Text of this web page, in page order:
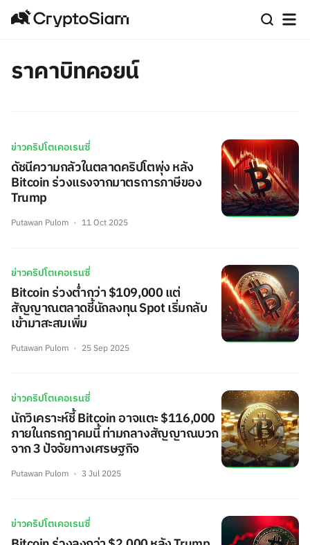
ราคาบิทคอยน์
ข่าวคริปโตเคอเรนซี่
ดัชนีความกลัวในตลาดคริปโตพุ่ง หลัง
Bitcoin ร่วงแรงจากมาตรการภาษีของ
Trump
Putawan Pulom 11 Oct 2025
ข่าวคริปโตเคอเรนซี่
Bitcoin ร่วงต่ำกว่า $109,000 แต่
สัญญาณตลาดชี้นักลงทุน Spot เริ่มกลับ
เข้ามาสะสมเพิ่ม
Putawan Pulom 25 Sep 2025
ข่าวคริปโตเคอเรนซี่
นักวิเคราะห์ชี้ Bitcoin อาจแตะ $116,000
ภายในกรกฎาคมนี้ ท่ามกลางสัญญาณบวก
จาก 3 ปัจจัยทางเศรษฐกิจ
Putawan Pulom 3 Jul 2025
ข่าวคริปโตเคอเรนซี่